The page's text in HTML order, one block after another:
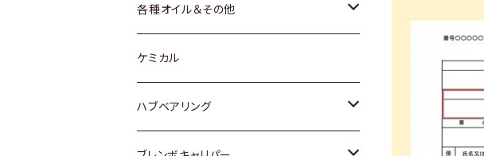
三菱
スバル
マツダ
マツダ
スバル
ホンダ
スズキ
日産
各種オイル＆その他
ディーデル洗浄添加剤
ケミカル
ハブベアリング